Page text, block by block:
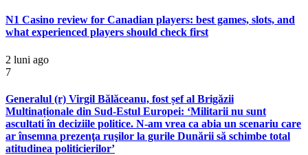
N1 Casino review for Canadian players: best games, slots, and
what experienced players should check first
2 luni ago
7
Generalul (r) Virgil Bălăceanu, fost șef al Brigăzii
Multinaționale din Sud-Estul Europei: ‘Militarii nu sunt
ascultati în deciziile politice. N-am vrea ca abia un scenariu care
ar însemna prezenţa ruşilor la gurile Dunării să schimbe total
atitudinea politicierilor’